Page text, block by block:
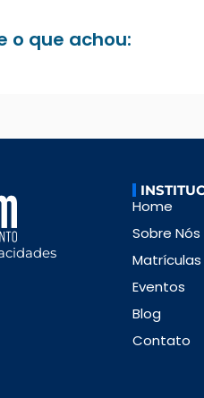
o que achou:
Home
Sobre Nós
Matrículas
Eventos
Blog
Contato